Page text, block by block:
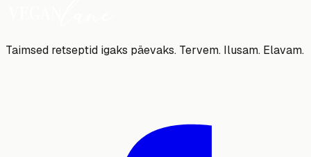
Taimsed retseptid igaks päevaks. Tervem. Ilusam. Elavam.